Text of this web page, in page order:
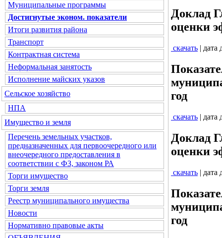
Муниципальные программы
Достигнутые эконом. показатели
Итоги развития района
Транспорт
Контрактная система
Неформальная занятость
Исполнение майских указов
Сельское хозяйство
НПА
Имущество и земля
Перечень земельных участков,
предназначенных для первоочередного или
внеочередного предоставления в
соответствии с ФЗ, законом РА
Торги имущество
Торги земля
Реестр муниципального имущества
Новости
Нормативно правовые акты
Доклад
оценки
скачать | дата
год
скачать | дата
Доклад
оценки
скачать | дата
год